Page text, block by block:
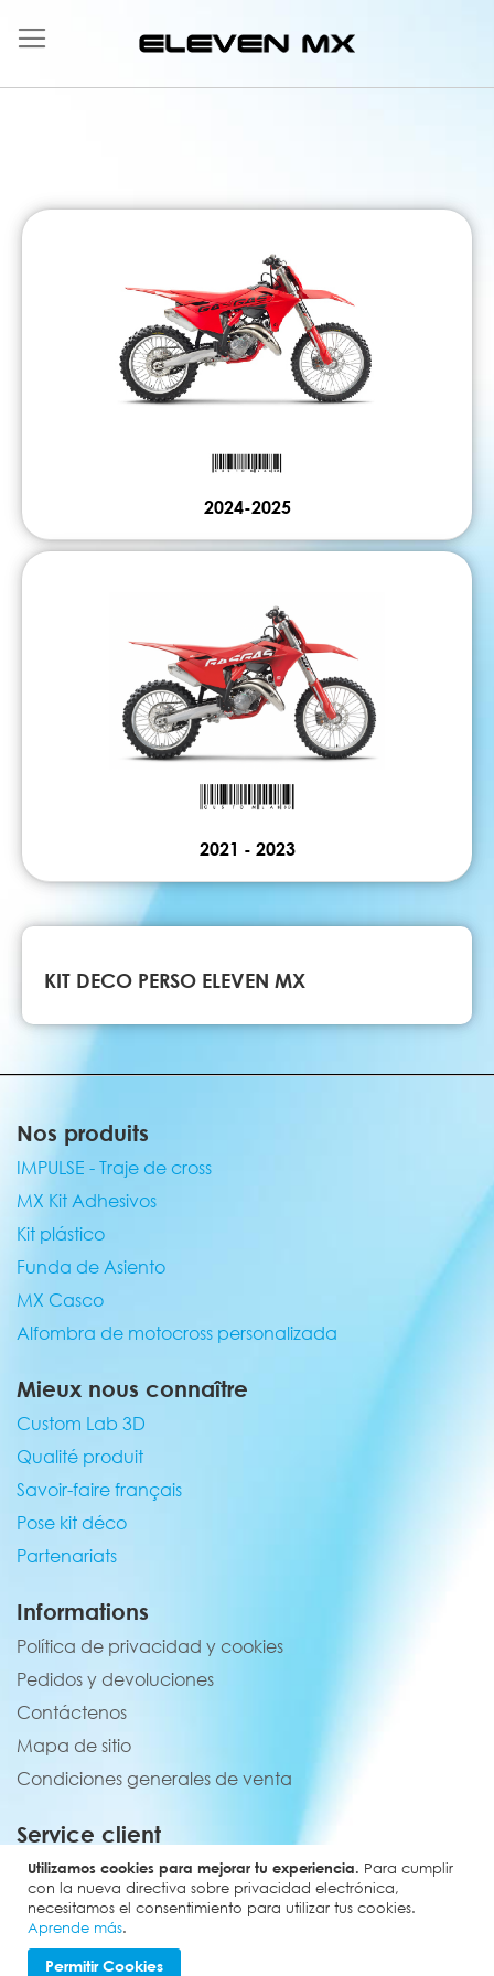
Utilizamos cookies para mejorar tu experiencia. Para cumplir
con la nueva directiva sobre privacidad electrónica,
necesitamos el consentimiento para utilizar tus cookies.
Aprende más.
Permitir Cookies
al
contenido
2024-2025
2021 - 2023
KIT DECO PERSO ELEVEN MX
Nos produits
IMPULSE - Traje de cross
MX Kit Adhesivos
Kit plástico
Funda de Asiento
MX Casco
Alfombra de motocross personalizada
Mieux nous connaître
Custom Lab 3D
Qualité produit
Savoir-faire français
Pose kit déco
Partenariats
Informations
Política de privacidad y cookies
Pedidos y devoluciones
Contáctenos
Mapa de sitio
Condiciones generales de venta
Service client
02 44 84 90 44
contact@elevenmx.com
5 rue de la garenne 28160 Yèvres